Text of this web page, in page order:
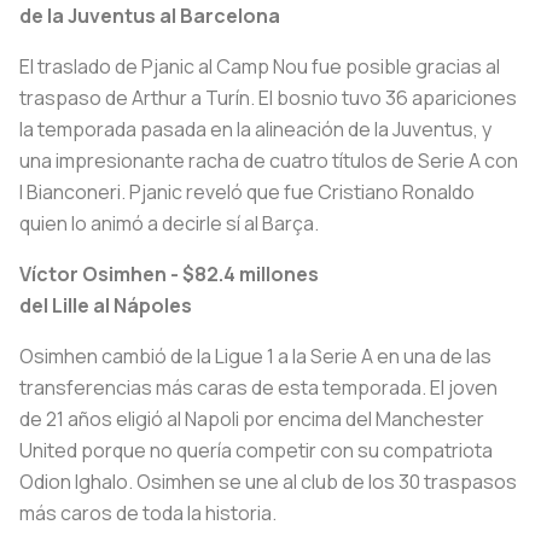
de la Juventus al Barcelona
El traslado de Pjanic al Camp Nou fue posible gracias al
traspaso de Arthur a Turín. El bosnio tuvo 36 apariciones
la temporada pasada en la alineación de la Juventus, y
una impresionante racha de cuatro títulos de Serie A con
I Bianconeri. Pjanic reveló que fue Cristiano Ronaldo
quien lo animó a decirle sí al Barça.
Víctor Osimhen - $82.4 millones
del Lille al Nápoles
Osimhen cambió de la Ligue 1 a la Serie A en una de las
transferencias más caras de esta temporada. El joven
de 21 años eligió al Napoli por encima del Manchester
United porque no quería competir con su compatriota
Odion Ighalo. Osimhen se une al club de los 30 traspasos
más caros de toda la historia.